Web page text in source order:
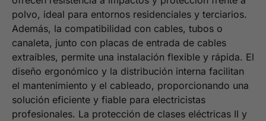
polvo, ideal para entornos residenciales y terciarios.
Además, la compatibilidad con cables, tubos o
canaleta, junto con placas de entrada de cables
extraíbles, permite una instalación flexible y rápida. El
diseño ergonómico y la distribución interna facilitan
el mantenimiento y el cableado, proporcionando una
solución eficiente y fiable para electricistas
profesionales. La protección de clases eléctricas II y